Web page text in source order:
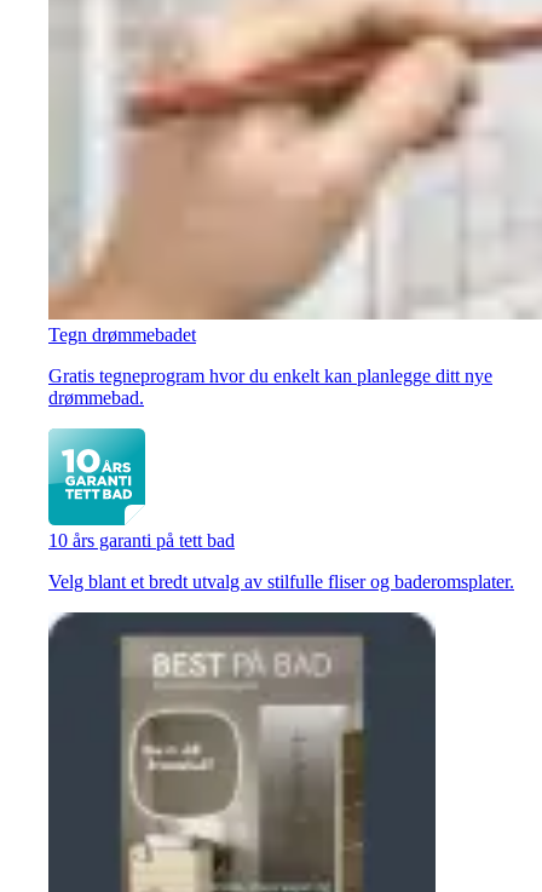
Tegn drømmebadet
Gratis tegneprogram hvor du enkelt kan planlegge ditt nye
drømmebad.
10 års garanti på tett bad
Velg blant et bredt utvalg av stilfulle fliser og baderomsplater.